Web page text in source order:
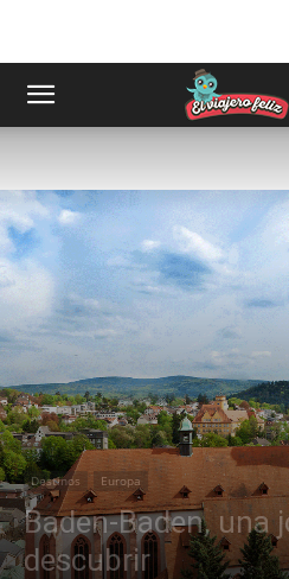
Destinos Europa
Baden-Baden, una
descubrir